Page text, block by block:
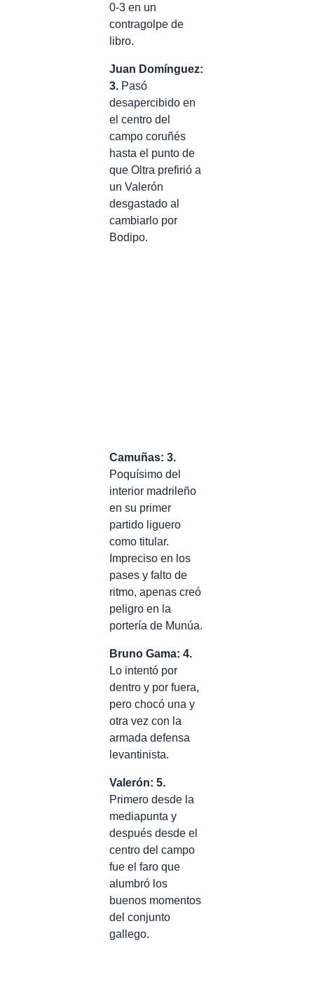
0-3 en un
contragolpe de
libro.
Juan Domínguez:
3. Pasó
desapercibido en
el centro del
campo coruñés
hasta el punto de
que Oltra prefirió a
un Valerón
desgastado al
cambiarlo por
Bodipo.
Camuñas: 3.
Poquísimo del
interior madrileño
en su primer
partido liguero
como titular.
Impreciso en los
pases y falto de
ritmo, apenas creó
peligro en la
portería de Munúa.
Bruno Gama: 4.
Lo intentó por
dentro y por fuera,
pero chocó una y
otra vez con la
armada defensa
levantinista.
Valerón: 5.
Primero desde la
mediapunta y
después desde el
centro del campo
fue el faro que
alumbró los
buenos momentos
del conjunto
gallego.